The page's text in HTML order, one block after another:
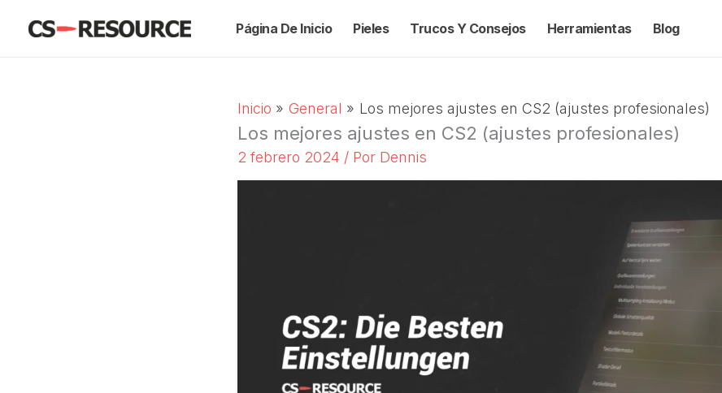
Página De Inicio Pieles Trucos Y Consejos Herramientas Blog
Inicio General Los mejores ajustes en CS2 (ajustes profesionales)
Los mejores ajustes en CS2 (ajustes profesionales)
2 febrero 2024 / Por Dennis